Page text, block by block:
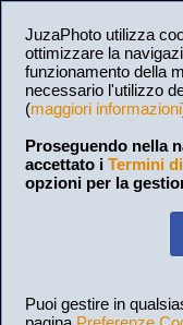
JuzaPhoto utilizza
ottimizzare la
funzionamento della
necessario l'utilizzo
(maggiori informazioni
Proseguendo nella
accettato i Termini
opzioni per la
Puoi gestire in